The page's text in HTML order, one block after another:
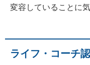
変容していることに
ライフ・コーチ